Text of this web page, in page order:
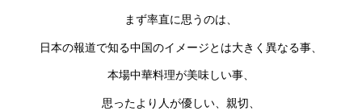
まず率直に思うのは、
日本の報道で知る中国のイメージとは大きく異なる事、
本場中華料理が美味しい事、
思ったより人が優しい、親切、